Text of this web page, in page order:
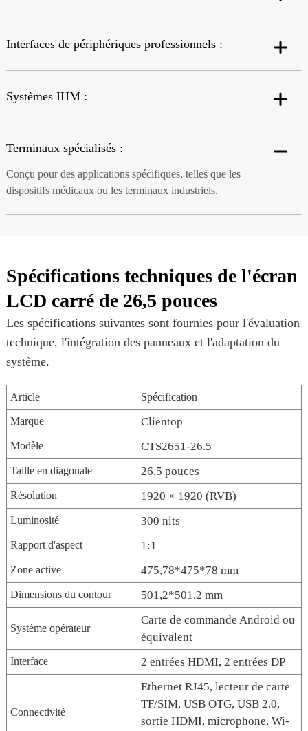
Interfaces de périphériques professionnels :
Systèmes IHM :
Terminaux spécialisés :
Conçu pour des applications spécifiques, telles que les
dispositifs médicaux ou les terminaux industriels.
Spécifications techniques de l'écran
LCD carré de 26,5 pouces
Les spécifications suivantes sont fournies pour l'évaluation
technique, l'intégration des panneaux et l'adaptation du
système.
Article Spécification
Marque Clientop
Modèle CTS2651-26.5
Taille en diagonale 26,5 pouces
Résolution 1920 × 1920 (RVB)
Luminosité 300 nits
Rapport d'aspect 1:1
Zone active 475,78*475*78 mm
Dimensions du contour 501,2*501,2 mm
Système opérateur
Carte de commande Android ou
équivalent
Interface 2 entrées HDMI, 2 entrées DP
Connectivité
Ethernet RJ45, lecteur de carte
TF/SIM, USB OTG, USB 2.0,
sortie HDMI, microphone, Wi-